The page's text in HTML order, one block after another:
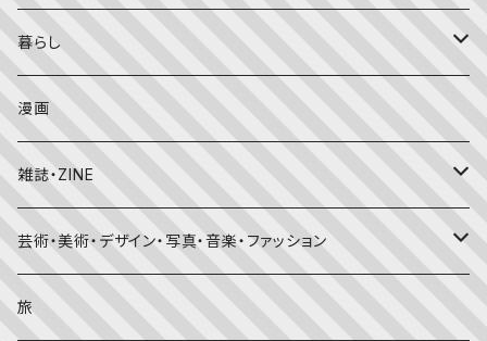
かがくのとも
昔話・民話
日本の昔話・民話
外国の昔話・民話
おばけ・妖怪・こわい絵本
のりもの絵本
知識の本・図鑑
理科
しかけ絵本
エッセイ・日記
海外文学
暮らし
食・料理
住まい・インテリア
体・健康
趣味
漫画
雑誌・ZINE
雑誌
ZINE
芸術・美術・デザイン・写真・音楽・ファッション
美術・画集・図録
旅